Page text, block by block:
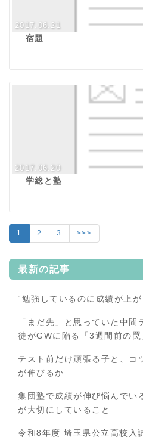
2017.06.21
宿題
2017.06.20
学総と塾
1 2 3 >>>
最新の記事
“勉強しているのに成績が上
「まだ先」と思っていた中
徒がGWに陥る「3週間前の罠
テスト前だけ頑張る子と、
が伸びるか
集団塾で成績が伸び悩んで
が大切にしていること
令和8年度 埼玉県公立高校入